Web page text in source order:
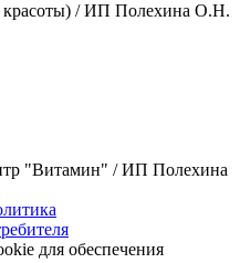
красоты) / ИП Полехина О.Н.
"Витамин" / ИП Полехина
для обеспечения